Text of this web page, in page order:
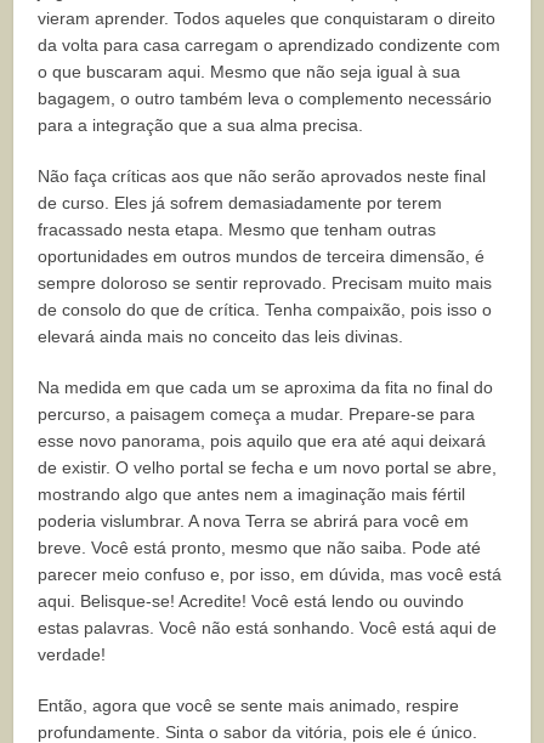
vieram aprender. Todos aqueles que conquistaram o direito
da volta para casa carregam o aprendizado condizente com
o que buscaram aqui. Mesmo que não seja igual à sua
bagagem, o outro também leva o complemento necessário
para a integração que a sua alma precisa.
Não faça críticas aos que não serão aprovados neste final
de curso. Eles já sofrem demasiadamente por terem
fracassado nesta etapa. Mesmo que tenham outras
oportunidades em outros mundos de terceira dimensão, é
sempre doloroso se sentir reprovado. Precisam muito mais
de consolo do que de crítica. Tenha compaixão, pois isso o
elevará ainda mais no conceito das leis divinas.
Na medida em que cada um se aproxima da fita no final do
percurso, a paisagem começa a mudar. Prepare-se para
esse novo panorama, pois aquilo que era até aqui deixará
de existir. O velho portal se fecha e um novo portal se abre,
mostrando algo que antes nem a imaginação mais fértil
poderia vislumbrar. A nova Terra se abrirá para você em
breve. Você está pronto, mesmo que não saiba. Pode até
parecer meio confuso e, por isso, em dúvida, mas você está
aqui. Belisque-se! Acredite! Você está lendo ou ouvindo
estas palavras. Você não está sonhando. Você está aqui de
verdade!
Então, agora que você se sente mais animado, respire
profundamente. Sinta o sabor da vitória, pois ele é único.